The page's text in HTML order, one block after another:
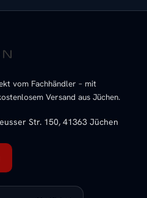
vom Fachhändler – mit
Versand aus Jüchen.
Str. 150, 41363 Jüchen